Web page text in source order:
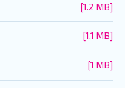
[1.2 MB]
[1.1 MB]
[1 MB]